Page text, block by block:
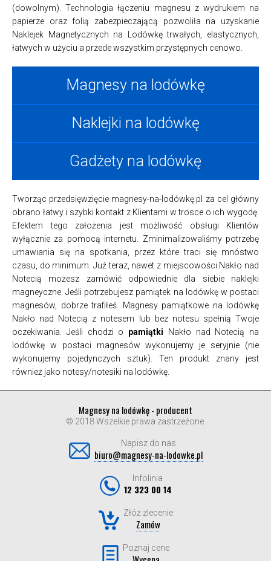
(dowolnym). Technologia łączeniu magnesu z wydrukiem na
papierze oraz folią zabezpieczającą pozwoliła na uzyskanie
Naklejek Magnetycznych na Lodówkę trwałych, elastycznych,
łatwych w użyciu a przede wszystkim przystępnych cenowo.
Magnesy na lodówkę
Naklejki na lodówkę
Gadżety na lodówkę
Tworząc przedsięwzięcie magnesy-na-lodówkę.pl za cel główny
obrano łatwy i szybki kontakt z Klientami w trosce o ich wygodę.
Efektem tego założenia jest możliwość obsługi Klientów
wyłącznie za pomocą internetu. Zminimalizowaliśmy potrzebę
umawiania się na spotkania, przez które traci się mnóstwo
czasu, do minimum. Już teraz, nawet z miejscowości Nakło nad
Notecią możesz zamówić odpowiednie dla siebie naklejki
magneyczne. Jeśli potrzebujesz pamiątek na lodówkę w postaci
magnesów, dobrze trafiłeś. Magnesy pamiątkowe na lodówkę
Nakło nad Notecią z notesem lub bez notesu spełnią Twoje
oczekiwania. Jeśli chodzi o pamiątki Nakło nad Notecią na
lodówkę w postaci magnesów wykonujemy je seryjnie (nie
wykonujemy pojedynczych sztuk). Ten produkt znany jest
również jako notesy/notesiki na lodówkę.
Magnesy na lodówkę - producent
© 2018 Wszelkie prawa zastrzeżone.
Napisz do nas
biuro@magnesy-na-lodowke.pl
Infolinia
12 323 00 14
Złóż zlecenie
Zamów
Poznaj cene